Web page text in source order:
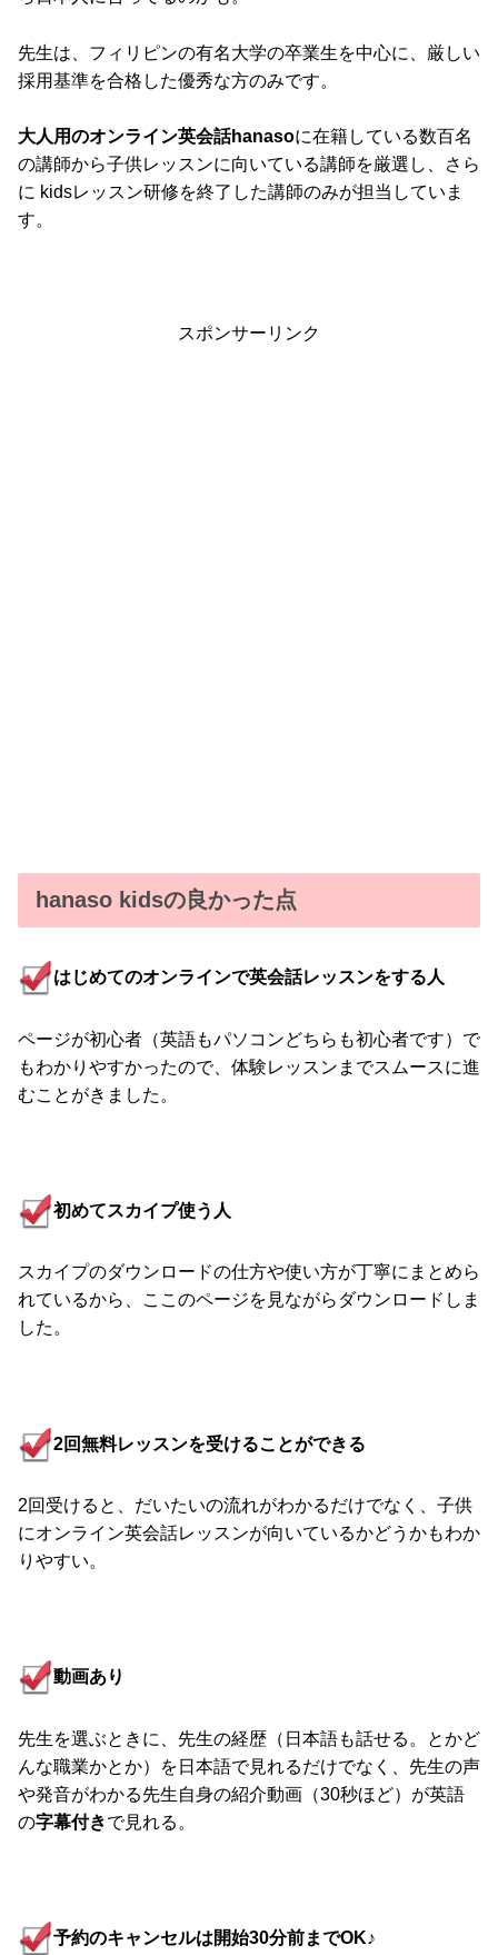
先生は、フィリピンの有名大学の卒業生を中心に、厳しい
採用基準を合格した優秀な方のみです。
大人用のオンライン英会話hanasoに在籍している数百名
の講師から子供レッスンに向いている講師を厳選し、さら
に kidsレッスン研修を終了した講師のみが担当していま
す。
スポンサーリンク
hanaso kidsの良かった点
はじめてのオンラインで英会話レッスンをする人
ページが初心者（英語もパソコンどちらも初心者です）で
もわかりやすかったので、体験レッスンまでスムースに進
むことがきました。
初めてスカイプ使う人
スカイプのダウンロードの仕方や使い方が丁寧にまとめら
れているから、ここのページを見ながらダウンロードしま
した。
2回無料レッスンを受けることができる
2回受けると、だいたいの流れがわかるだけでなく、子供
にオンライン英会話レッスンが向いているかどうかもわか
りやすい。
動画あり
先生を選ぶときに、先生の経歴（日本語も話せる。とかど
んな職業かとか）を日本語で見れるだけでなく、先生の声
や発音がわかる先生自身の紹介動画（30秒ほど）が英語
の字幕付きで見れる。
予約のキャンセルは開始30分前までOK♪